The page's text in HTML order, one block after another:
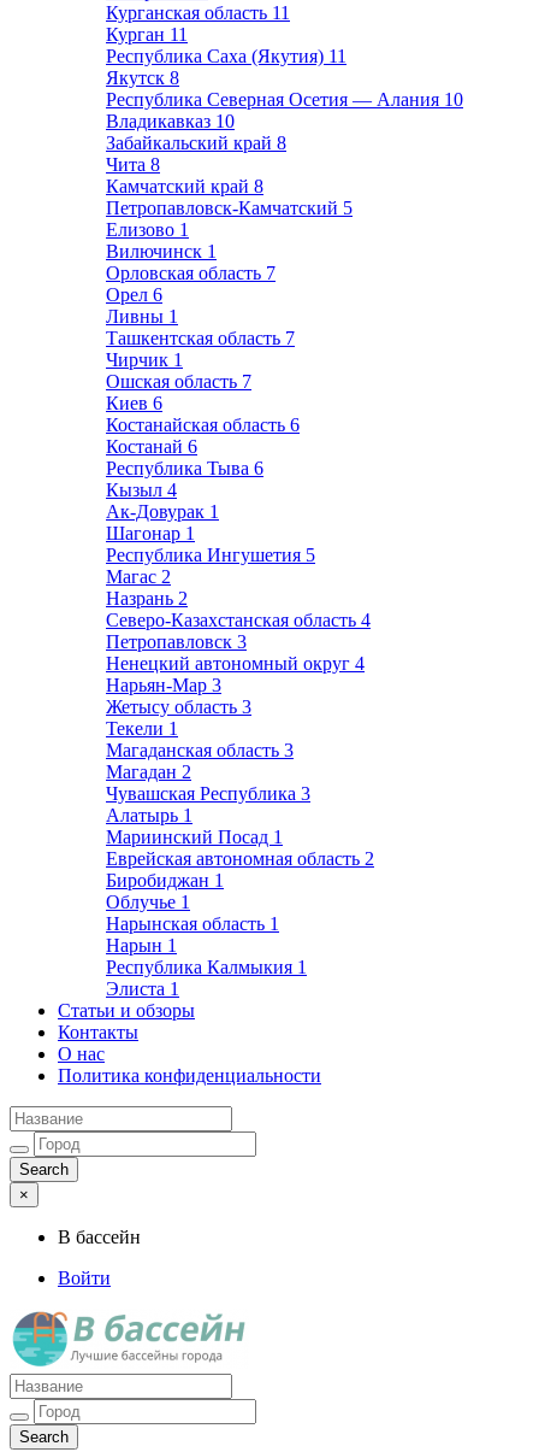
Курганская область 11
Курган 11
Республика Саха (Якутия) 11
Якутск 8
Республика Северная Осетия — Алания 10
Владикавказ 10
Забайкальский край 8
Чита 8
Камчатский край 8
Петропавловск-Камчатский 5
Елизово 1
Вилючинск 1
Орловская область 7
Орел 6
Ливны 1
Ташкентская область 7
Чирчик 1
Ошская область 7
Киев 6
Костанайская область 6
Костанай 6
Республика Тыва 6
Кызыл 4
Ак-Довурак 1
Шагонар 1
Республика Ингушетия 5
Магас 2
Назрань 2
Северо-Казахстанская область 4
Петропавловск 3
Ненецкий автономный округ 4
Нарьян-Мар 3
Жетысу область 3
Текели 1
Магаданская область 3
Магадан 2
Чувашская Республика 3
Алатырь 1
Мариинский Посад 1
Еврейская автономная область 2
Биробиджан 1
Облучье 1
Нарынская область 1
Нарын 1
Республика Калмыкия 1
Элиста 1
Статьи и обзоры
Контакты
О нас
Политика конфиденциальности
×
В бассейн
Войти
Лучшие бассейны города